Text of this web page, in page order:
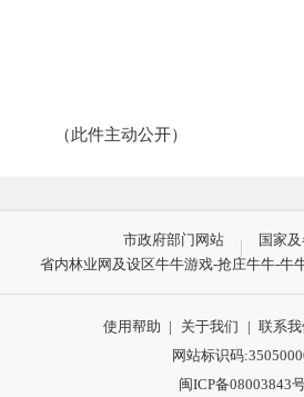
（此件主动公开）
市政府部门网站
国家
省内林业网及设区牛牛游戏-抢庄牛牛-牛
使用帮助 | 关于我们 | 联系我
网站标识码
闽ICP备08003843